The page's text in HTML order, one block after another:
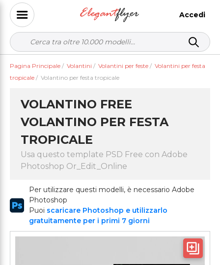
Accedi
Pagina Principale / Volantini / Volantini per feste / Volantini per festa
tropicale / Volantino per festa tropicale
VOLANTINO FREE
VOLANTINO PER FESTA
TROPICALE
Usa questo template PSD Free con Adobe
Photoshop Or_Edit_Online
Per utilizzare questi modelli, è necessario Adobe
Photoshop
Puoi scaricare Photoshop e utilizzarlo
gratuitamente per i primi 7 giorni